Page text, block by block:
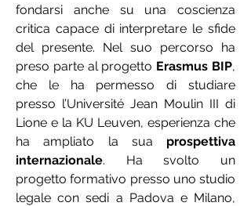
fondarsi anche su una coscienza
critica capace di interpretare le sfide
del presente. Nel suo percorso ha
preso parte al progetto Erasmus BIP,
che le ha permesso di studiare
presso l’Université Jean Moulin III di
Lione e la KU Leuven, esperienza che
ha ampliato la sua prospettiva
internazionale. Ha svolto un
progetto formativo presso uno studio
legale con sedi a Padova e Milano,